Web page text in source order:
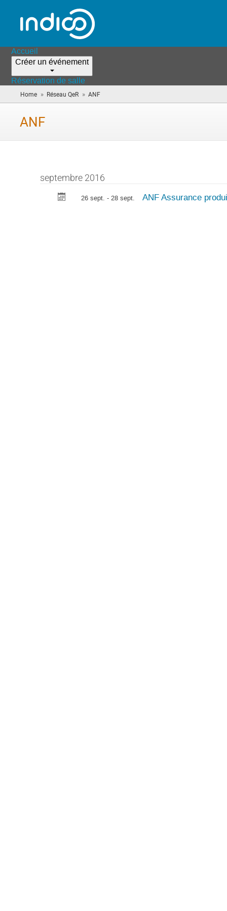
Accueil
Créer un événement
Réservation de salle
Home » Réseau QeR » ANF
êtes
ANF
septembre 2016
26 sept. - 28 sept. ANF Assurance